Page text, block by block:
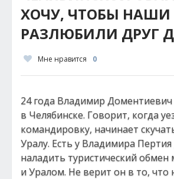
ХОЧУ, ЧТОБЫ
РАЗЛЮБИЛИ ДРУГ
Мне нравится 0
24 года Владимир
в Челябинске. Говорит, когда
командировку, начинает
Уралу. Есть у Владимира Пертия
наладить туристический обмен
и Уралом. Не верит он в то, что